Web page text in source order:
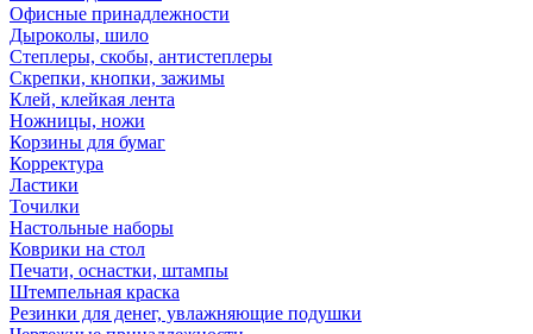
Офисные принадлежности
Дыроколы, шило
Степлеры, скобы, антистеплеры
Скрепки, кнопки, зажимы
Клей, клейкая лента
Ножницы, ножи
Корзины для бумаг
Корректура
Ластики
Точилки
Настольные наборы
Коврики на стол
Печати, оснастки, штампы
Штемпельная краска
Резинки для денег, увлажняющие подушки